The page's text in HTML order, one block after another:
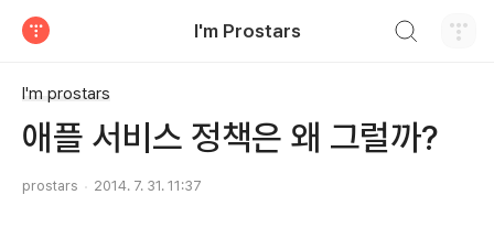
I'm Prostars
I'm prostars
애플 서비스 정책은 왜 그럴까?
prostars 2014. 7. 31. 11:37